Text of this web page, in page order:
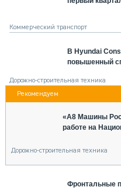
О ПРОЕКТЕ
Коммерческий транспорт
В Hyundai
повышенный
Дорожно-строительная техника
«А8 Машины
работе на
Дорожно-строительная техника
Фронтальные